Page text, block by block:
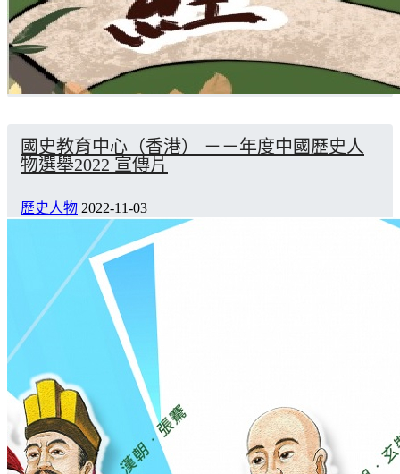
國史教育中心（香港） －－年度中國歷史人
物選舉2022 宣傳片
歷史人物 2022-11-03